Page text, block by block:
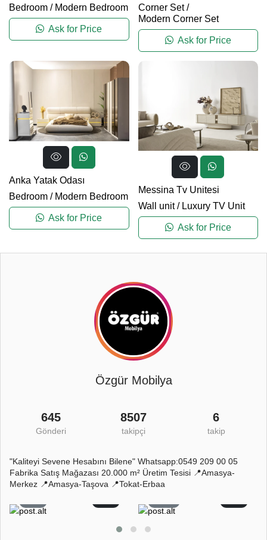
Bedroom / Modern Bedroom
Ask for Price
Corner Set/
Modern Corner Set
Ask for Price
Anka Yatak Odası
Bedroom / Modern Bedroom
Ask for Price
Messina Tv Unitesi
Wall unit/ Luxury TV Unit
Ask for Price
Özgür Mobilya
645
Gönderi
8507
takipçi
6
takip
"Kaliteyi Sevene Hesabını Bilene" Whatsapp:0549 209 00 05
Fabrika Satış Mağazası 20.000 m² Üretim Tesisi 📍Amasya-
Merkez 📍Amasya-Taşova 📍Tokat-Erbaa